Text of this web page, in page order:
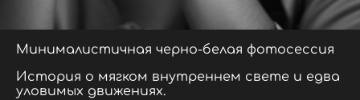
Минималистичная черно-белая фотосессия
История о мягком внутреннем свете и едва
уловимых движениях.